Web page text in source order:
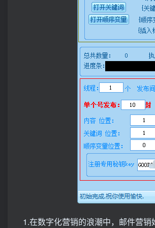
1.在数字化营销的浪潮中，邮件营